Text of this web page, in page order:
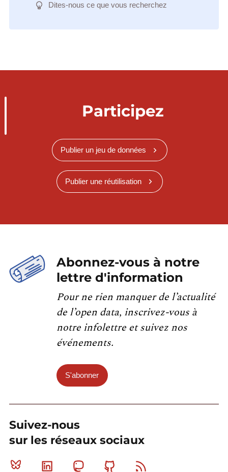
Dites-nous ce que vous recherchez
Participez
Publier un jeu de données
Publier une réutilisation
Abonnez-vous à notre
lettre d'information
Pour ne rien manquer de l’actualité
de l’open data, inscrivez-vous à
notre infolettre et suivez nos
événements.
S'abonner
Suivez-nous
sur les réseaux sociaux
Bluesky Linkedin MastodonGithub